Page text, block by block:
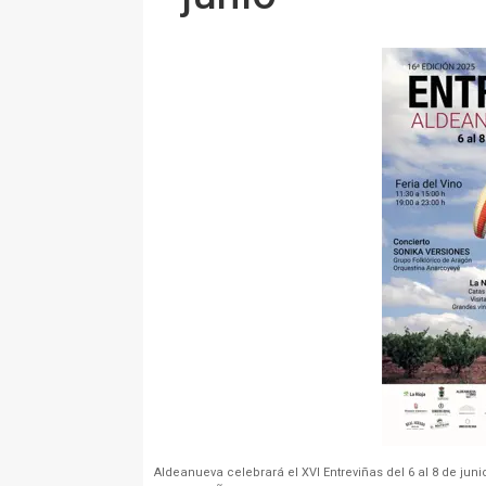
Aldeanueva celebrará el XVI Entreviñas del 6 al 8 de